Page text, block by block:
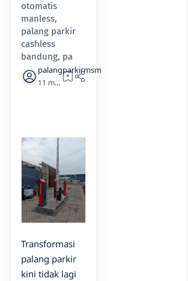
otomatis
manless,
palang parkir
cashless
bandung, pa
11 months ago
Transformasi
palang parkir
kini tidak lagi